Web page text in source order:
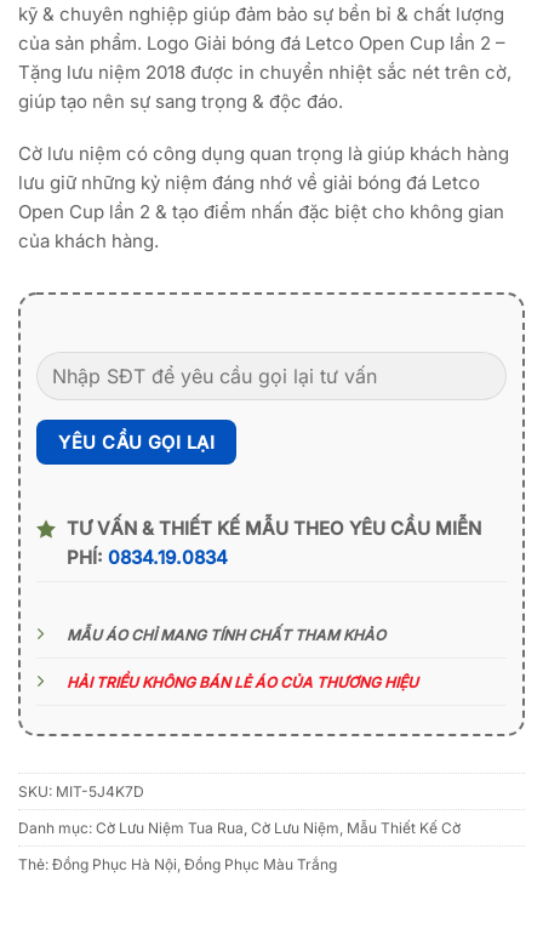
kỹ & chuyên nghiệp giúp đảm bảo sự bền bỉ & chất lượng
của sản phẩm. Logo Giải bóng đá Letco Open Cup lần 2 –
Tặng lưu niệm 2018 được in chuyển nhiệt sắc nét trên cờ,
giúp tạo nên sự sang trọng & độc đáo.
Cờ lưu niệm có công dụng quan trọng là giúp khách hàng
lưu giữ những kỷ niệm đáng nhớ về giải bóng đá Letco
Open Cup lần 2 & tạo điểm nhấn đặc biệt cho không gian
của khách hàng.
TƯ VẤN & THIẾT KẾ MẪU THEO YÊU CẦU MIỄN
PHÍ: 0834.19.0834
MẪU ÁO CHỈ MANG TÍNH CHẤT THAM KHẢO
HẢI TRIỀU KHÔNG BÁN LẺ ÁO CỦA THƯƠNG HIỆU
SKU: MIT-5J4K7D
Danh mục: Cờ Lưu Niệm Tua Rua Cờ Lưu Niệm Mẫu Thiết Kế Cờ
Thẻ: Đồng Phục Hà Nội Đồng Phục Màu Trắng